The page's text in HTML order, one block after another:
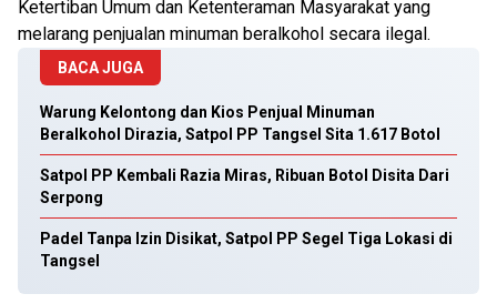
Ketertiban Umum dan Ketenteraman Masyarakat yang
melarang penjualan minuman beralkohol secara ilegal.
BACA JUGA
Warung Kelontong dan Kios Penjual Minuman
Beralkohol Dirazia, Satpol PP Tangsel Sita 1.617 Botol
Satpol PP Kembali Razia Miras, Ribuan Botol Disita Dari
Serpong
Padel Tanpa Izin Disikat, Satpol PP Segel Tiga Lokasi di
Tangsel